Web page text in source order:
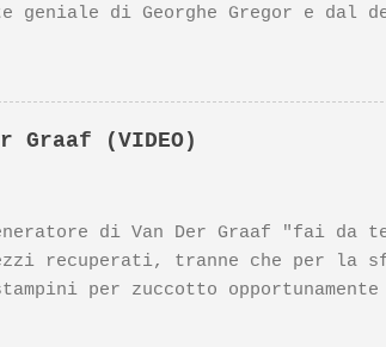
geniale di Georghe Gregor e dal
Lectron 2000, insieme ad altri
al MoMa di NewYork.
ne parlò anni fa Massimo Banzi,
www.youtube.com/
Graaf (VIDEO)
di Van Der Graaf "fai da
recuperati, tranne che per la
per zuccotto